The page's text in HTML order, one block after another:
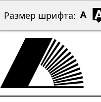
Размер шрифта: